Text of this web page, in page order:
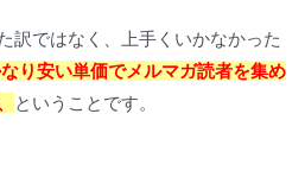
訳ではなく、上手くいかなかった
り安い単価でメルマガ読者を集め
ということです。